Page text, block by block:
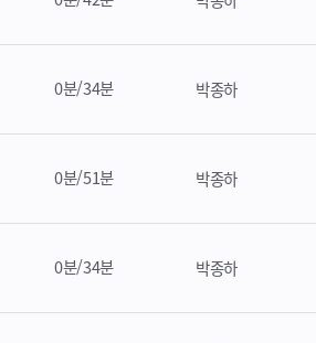
0분/34분 박종하
0분/51분 박종하
0분/34분 박종하